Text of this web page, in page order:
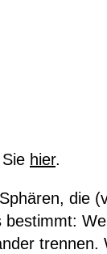
hier.
die
bestimmt:
trennen.